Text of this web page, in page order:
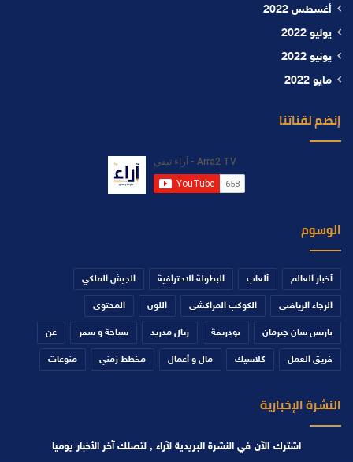
أغسطس 2022
يوليو 2022
يونيو 2022
مايو 2022
إنضم لقناتنا
الوسوم
أخبار العالم ألعاب البطولة الاحترافية الجيش الملكي
الرجاء الرياضي الكوكب المراكشي اللون المحتوى
باريس سان جيرمان بودريقة ريال مدريد سياحة و سفر عن
فريق العمل كلاسيك مال و أعمال مخطط زمني منوعات
النشرة الإخبارية
اشترك الآن في النشرة البريدية لآراء , لتصلك آخر الأخبار يوميا